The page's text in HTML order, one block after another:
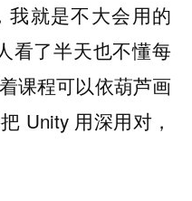
我就是不大会用的
看了半天也不懂每
课程可以依葫芦画
Unity 用深用对，